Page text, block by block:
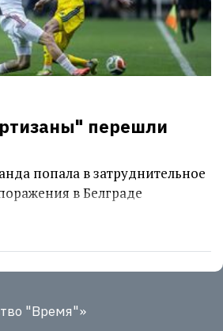
перешли
попала в затруднительное
в Белграде
"Время"»